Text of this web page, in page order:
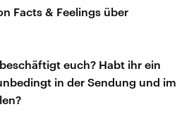
Facts & Feelings über
euch? Habt ihr ein
in der Sendung und im